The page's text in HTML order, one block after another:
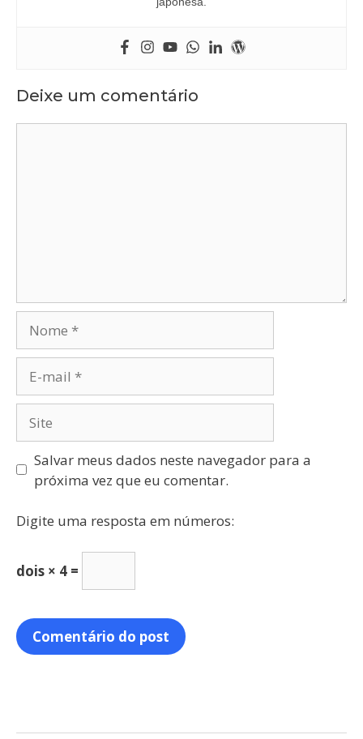
Deixe um comentário
Salvar meus dados neste navegador para a
próxima vez que eu comentar.
Digite uma resposta em números:
dois × 4 =